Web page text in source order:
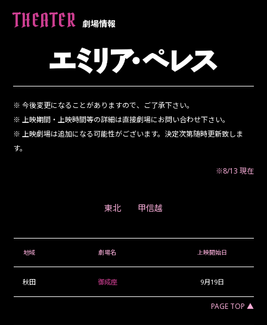
THEATER 劇場情報
※ 今後変更になることがありますので、ご了承下さい。
※ 上映期間・上映時間等の詳細は直接劇場にお問い合わせ下さい。
※ 上映劇場は追加になる可能性がございます。決定次第随時更新致しま
す。
※8/13 現在
東北 甲信越
地域 劇場名 上映開始日
秋田 御成座 9月19日
PAGE TOP ▲